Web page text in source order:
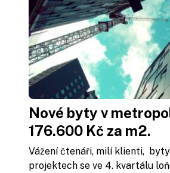
Nové byty v
176.600 Kč za m2.
Vážení čtenáři, milí klienti,
projektech se ve 4. kvartálu